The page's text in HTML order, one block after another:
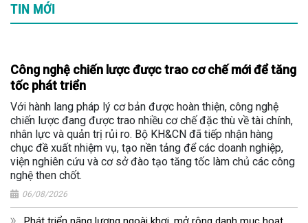
TIN MỚI
Công nghệ chiến lược được trao cơ chế mới để tăng
tốc phát triển
Với hành lang pháp lý cơ bản được hoàn thiện, công nghệ
chiến lược đang được trao nhiều cơ chế đặc thù về tài chính,
nhân lực và quản trị rủi ro. Bộ KH&CN đã tiếp nhận hàng
chục đề xuất nhiệm vụ, tạo nền tảng để các doanh nghiệp,
viện nghiên cứu và cơ sở đào tạo tăng tốc làm chủ các công
nghệ then chốt.
06/08/2026